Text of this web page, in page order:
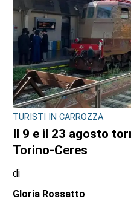
TURISTI IN CARROZZA
Il 9 e il 23 agosto
Torino-Ceres
di
Gloria Rossatto